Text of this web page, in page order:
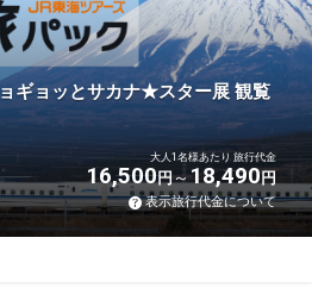
ギョッとサカナ★スター展 観覧
大人1名様あたり 旅行代金
16,500円 18,490円
表示旅行代金について